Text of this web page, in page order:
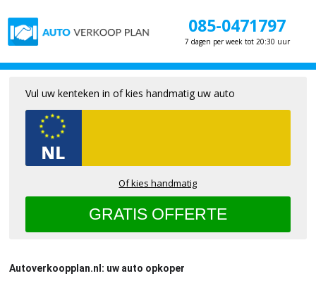
085-0471797
7 dagen per week tot 20:30 uur
Autoverkoopplan.nl: uw auto opkoper
Vul uw kenteken in of kies handmatig uw auto
Of kies handmatig